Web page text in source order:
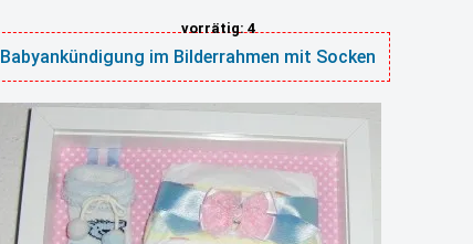
vorrätig: 4
Babyankündigung im Bilderrahmen mit Socken